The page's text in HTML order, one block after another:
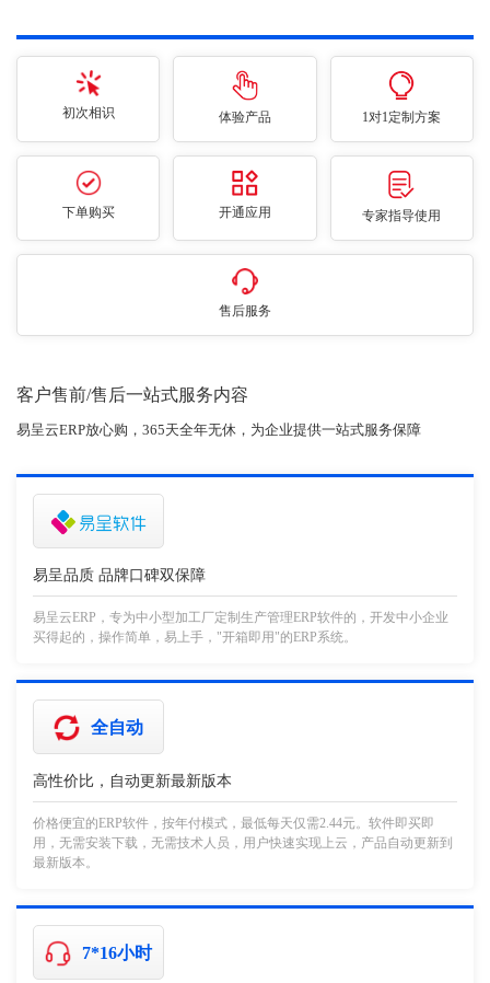
初次相识 体验产品 1对1定制方案
下单购买 开通应用 专家指导使用
售后服务
客户售前/售后一站式服务内容
易呈云ERP放心购，365天全年无休，为企业提供一站式服务保障
易呈品质 品牌口碑双保障
易呈云ERP，专为中小型加工厂定制生产管理ERP软件的，开发中小企业
买得起的，操作简单，易上手，"开箱即用"的ERP系统。
全自动
高性价比，自动更新最新版本
价格便宜的ERP软件，按年付模式，最低每天仅需2.44元。软件即买即
用，无需安装下载，无需技术人员，用户快速实现上云，产品自动更新到
最新版本。
7*16小时